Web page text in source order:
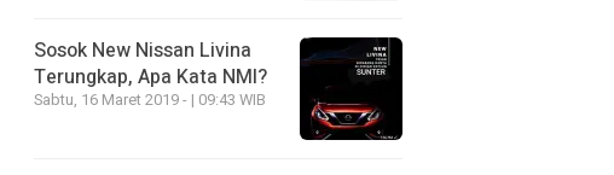
Sosok New Nissan Livina
Terungkap, Apa Kata NMI?
Sabtu, 16 Maret 2019 - | 09:43 WIB